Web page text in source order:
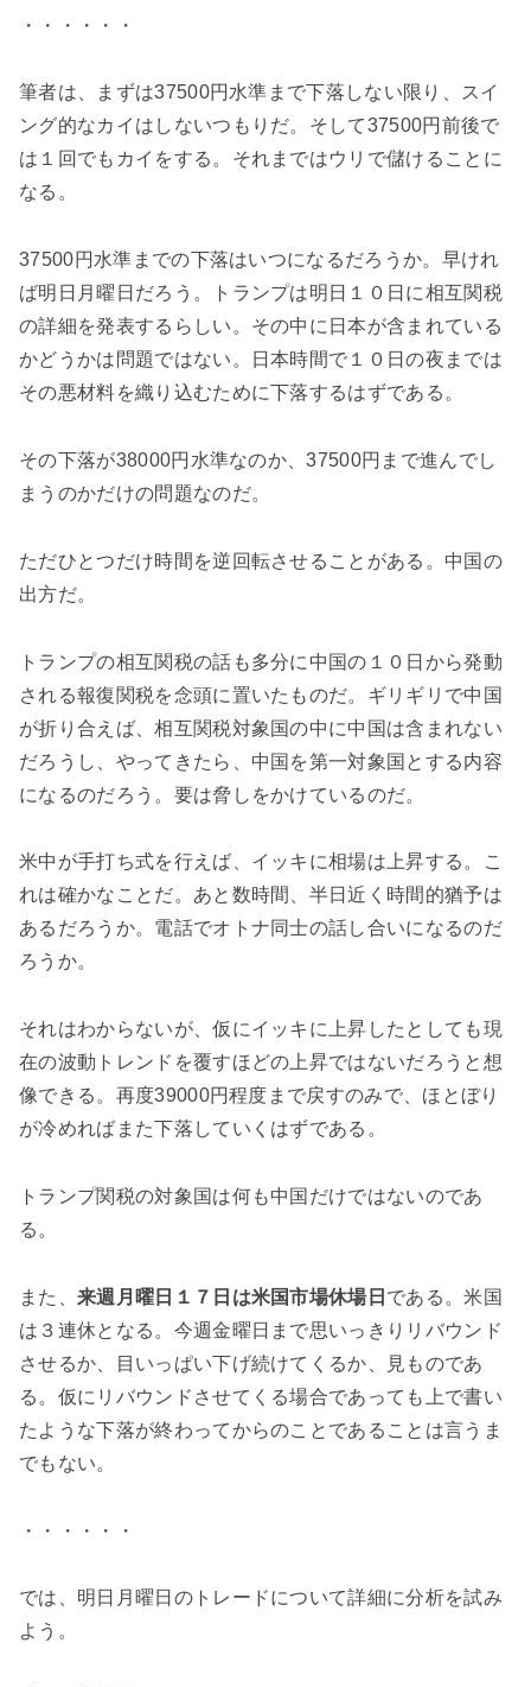
・・・・・・
筆者は、まずは37500円水準まで下落しない限り、スイ
ング的なカイはしないつもりだ。そして37500円前後で
は１回でもカイをする。それまではウリで儲けることに
なる。
37500円水準までの下落はいつになるだろうか。早けれ
ば明日月曜日だろう。トランプは明日１０日に相互関税
の詳細を発表するらしい。その中に日本が含まれている
かどうかは問題ではない。日本時間で１０日の夜までは
その悪材料を織り込むために下落するはずである。
その下落が38000円水準なのか、37500円まで進んでし
まうのかだけの問題なのだ。
ただひとつだけ時間を逆回転させることがある。中国の
出方だ。
トランプの相互関税の話も多分に中国の１０日から発動
される報復関税を念頭に置いたものだ。ギリギリで中国
が折り合えば、相互関税対象国の中に中国は含まれない
だろうし、やってきたら、中国を第一対象国とする内容
になるのだろう。要は脅しをかけているのだ。
米中が手打ち式を行えば、イッキに相場は上昇する。こ
れは確かなことだ。あと数時間、半日近く時間的猶予は
あるだろうか。電話でオトナ同士の話し合いになるのだ
ろうか。
それはわからないが、仮にイッキに上昇したとしても現
在の波動トレンドを覆すほどの上昇ではないだろうと想
像できる。再度39000円程度まで戻すのみで、ほとぼり
が冷めればまた下落していくはずである。
トランプ関税の対象国は何も中国だけではないのであ
る。
また、 来週月曜日１７日は米国市場休場日 である。米国
は３連休となる。今週金曜日まで思いっきりリバウンド
させるか、目いっぱい下げ続けてくるか、見ものであ
る。仮にリバウンドさせてくる場合であっても上で書い
たような下落が終わってからのことであることは言うま
でもない。
・・・・・・
では、明日月曜日のトレードについて詳細に分析を試み
よう。